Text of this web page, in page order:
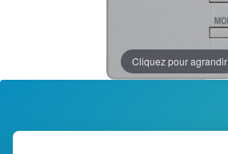
Cliquez pour agrandir